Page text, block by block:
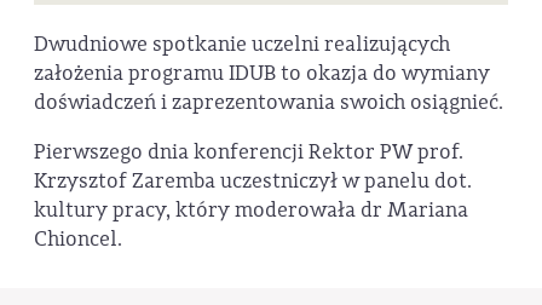
Dwudniowe spotkanie uczelni realizujących
założenia programu IDUB to okazja do wymiany
doświadczeń i zaprezentowania swoich osiągnieć.
Pierwszego dnia konferencji Rektor PW prof.
Krzysztof Zaremba uczestniczył w panelu dot.
kultury pracy, który moderowała dr Mariana
Chioncel.